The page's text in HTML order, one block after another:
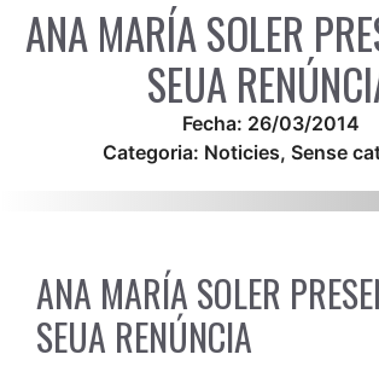
ANA MARÍA SOLER
SEUA
Fecha: 26/03/2014
Categoria: Noticies, Sense
ANA MARÍA SOLER
SEUA RENÚNCIA